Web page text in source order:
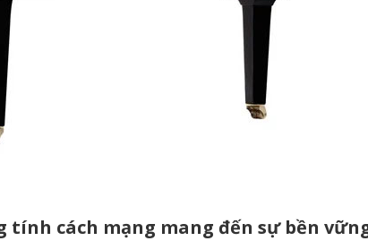
tính cách mạng mang đến sự bền